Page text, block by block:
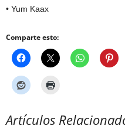
• Yum Kaax
Comparte esto:
Artículos